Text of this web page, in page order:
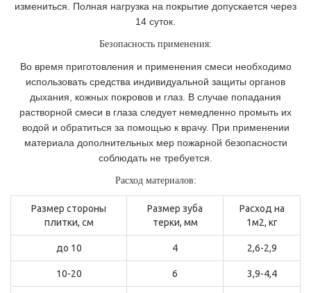
измениться. Полная нагрузка на покрытие допускается через
14 суток.
Безопасность применения:
Во время приготовления и применения смеси необходимо
использовать средства индивидуальной защиты органов
дыхания, кожных покровов и глаз. В случае попадания
растворной смеси в глаза следует немедленно промыть их
водой и обратиться за помощью к врачу. При применении
материала дополнительных мер пожарной безопасности
соблюдать не требуется.
Расход материалов:
Размер стороны
плитки, см
Размер зуба
терки, мм
Расход на
1м2, кг
до 10 4 2,6-2,9
10-20 6 3,9-4,4